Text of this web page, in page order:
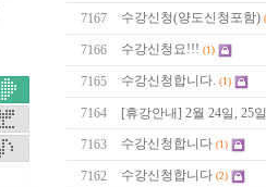
7167 수강신청(양도신청포함)
7166 수강신청요!!! (1)
7165 수강신청합니다. (1)
7164 [휴강안내] 2월 24일, 25
7163 수강신청합니다 (1)
7162 수강신청합니다 (2)